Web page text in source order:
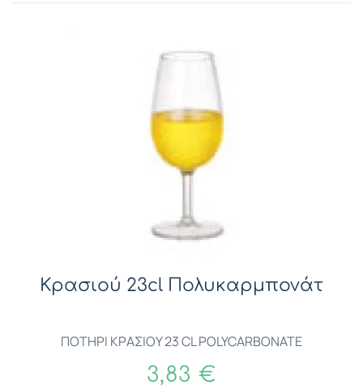
Κρασιού 23cl Πολυκαρμπονάτ
ΠΟΤΗΡΙ ΚΡΑΣΙΟΥ 23 CL POLYCARBONATE
3,83 €